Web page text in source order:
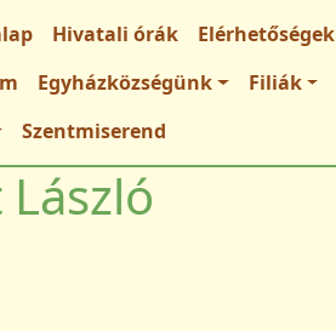
Hivatali órák
Elérhetőségek
Egyházközségünk
Filiák
Szentmiserend
László